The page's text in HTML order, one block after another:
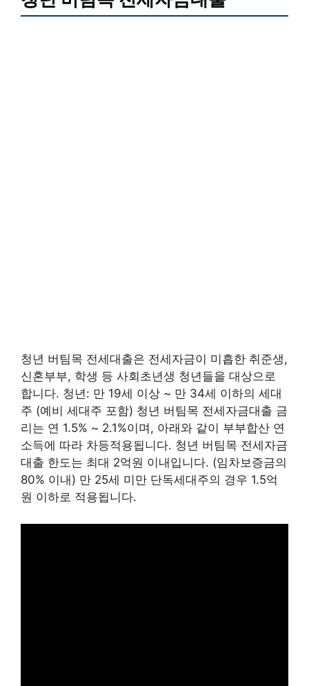
청년 버팀목 전세대출은 전세자금이 미흡한 취준생,
신혼부부, 학생 등 사회초년생 청년들을 대상으로
합니다. 청년: 만 19세 이상 ~ 만 34세 이하의 세대
주 (예비 세대주 포함) 청년 버팀목 전세자금대출 금
리는 연 1.5% ~ 2.1%이며, 아래와 같이 부부합산 연
소득에 따라 차등적용됩니다. 청년 버팀목 전세자금
대출 한도는 최대 2억원 이내입니다. (임차보증금의
80% 이내) 만 25세 미만 단독세대주의 경우 1.5억
원 이하로 적용됩니다.